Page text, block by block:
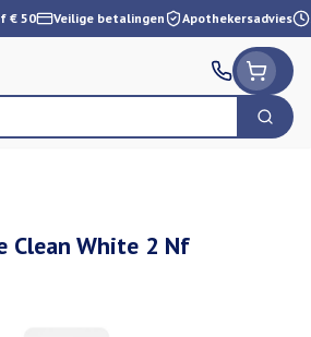
€ 50 Veilige betalingen Apothekersadvies
Zoek
Clean White 2 Nf